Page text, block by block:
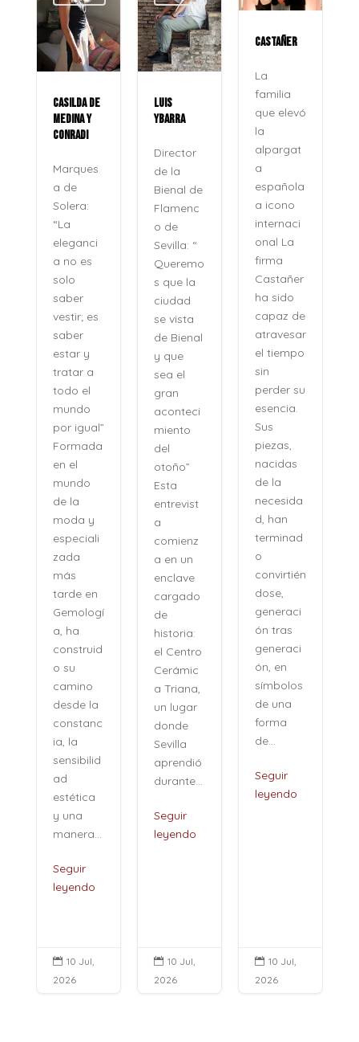
CASILDA DE
MEDINA Y
CONRADI
Marques
a de
Solera:
“La
eleganci
a no es
solo
saber
vestir; es
saber
estar y
tratar a
todo el
mundo
por igual”
Formada
en el
mundo
de la
moda y
especiali
zada
más
tarde en
Gemologí
a, ha
construid
o su
camino
desde la
constanc
ia, la
sensibilid
ad
estética
y una
manera...
Seguir
leyendo
 10 Jul,
2026
LUIS
YBARRA
Director
de la
Bienal de
Flamenc
o de
Sevilla: “
Queremo
s que la
ciudad
se vista
de Bienal
y que
sea el
gran
aconteci
miento
del
otoño”
Esta
entrevist
a
comienz
a en un
enclave
cargado
de
historia:
el Centro
Cerámic
a Triana,
un lugar
donde
Sevilla
aprendió
durante...
Seguir
leyendo
 10 Jul,
2026
CASTAÑER
La
familia
que elevó
la
alpargat
a
española
a icono
internaci
onal La
firma
Castañer
ha sido
capaz de
atravesar
el tiempo
sin
perder su
esencia.
Sus
piezas,
nacidas
de la
necesida
d, han
terminad
o
convirtién
dose,
generaci
ón tras
generaci
ón, en
símbolos
de una
forma
de...
Seguir
leyendo
 10 Jul,
2026